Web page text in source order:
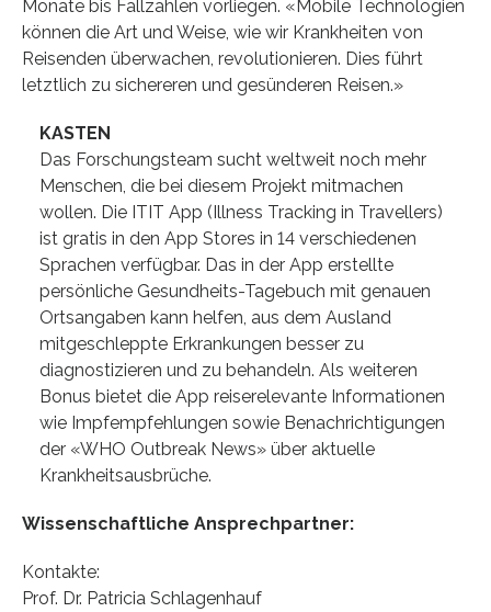
Monate bis Fallzahlen vorliegen. «Mobile Technologien
können die Art und Weise, wie wir Krankheiten von
Reisenden überwachen, revolutionieren. Dies führt
letztlich zu sichereren und gesünderen Reisen.»
KASTEN
Das Forschungsteam sucht weltweit noch mehr
Menschen, die bei diesem Projekt mitmachen
wollen. Die ITIT App (Illness Tracking in Travellers)
ist gratis in den App Stores in 14 verschiedenen
Sprachen verfügbar. Das in der App erstellte
persönliche Gesundheits-Tagebuch mit genauen
Ortsangaben kann helfen, aus dem Ausland
mitgeschleppte Erkrankungen besser zu
diagnostizieren und zu behandeln. Als weiteren
Bonus bietet die App reiserelevante Informationen
wie Impfempfehlungen sowie Benachrichtigungen
der «WHO Outbreak News» über aktuelle
Krankheitsausbrüche.
Wissenschaftliche Ansprechpartner:
Kontakte:
Prof. Dr. Patricia Schlagenhauf